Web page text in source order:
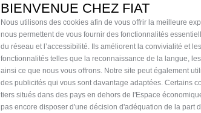
BIENVENUE CHEZ FIAT
Nous utilisons des cookies afin de vous offrir la meilleure
nous permettent de vous fournir des fonctionnalités
du réseau et l’accessibilité. Ils améliorent la convivialité et
fonctionnalités telles que la reconnaissance de la langue,
ainsi ce que nous vous offrons. Notre site peut également
des publicités qui vous sont davantage adaptées. Certains
tiers situés dans des pays en dehors de l'Espace
pas encore disposer d'une décision d'adéquation de la part